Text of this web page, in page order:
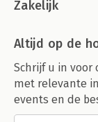
Zakelijk
Altijd op de
Schrijf u in voor
met relevante
events en de